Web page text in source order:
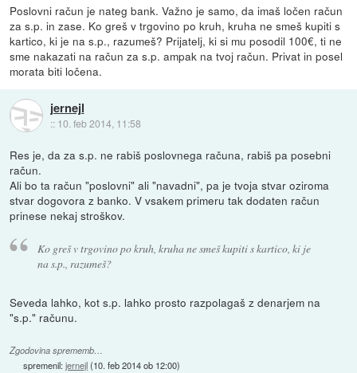
Poslovni račun je nateg bank. Važno je samo, da imaš ločen račun
za s.p. in zase. Ko greš v trgovino po kruh, kruha ne smeš kupiti s
kartico, ki je na s.p., razumeš? Prijatelj, ki si mu posodil 100€, ti ne
sme nakazati na račun za s.p. ampak na tvoj račun. Privat in posel
morata biti ločena.
jernejl
:: 10. feb 2014, 11:58
Res je, da za s.p. ne rabiš poslovnega računa, rabiš pa posebni
račun.
Ali bo ta račun "poslovni" ali "navadni", pa je tvoja stvar oziroma
stvar dogovora z banko. V vsakem primeru tak dodaten račun
prinese nekaj stroškov.
Ko greš v trgovino po kruh, kruha ne smeš kupiti s kartico, ki je
na s.p., razumeš?
Seveda lahko, kot s.p. lahko prosto razpolagaš z denarjem na
"s.p." računu.
Zgodovina sprememb…
spremenil:jernejl(10. feb 2014 ob 12:00)